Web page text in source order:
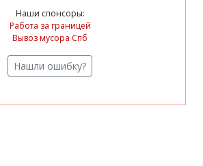
Наши спонсоры:
Работа за границей
Вывоз мусора Спб
Нашли ошибку?